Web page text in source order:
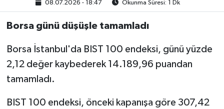
08.07.2026 - 18:47 Okunma Süresi: 1 Dk
Borsa günü düşüşle tamamladı
Borsa İstanbul'da BIST 100 endeksi, günü yüzde
2,12 değer kaybederek 14.189,96 puandan
tamamladı.
BIST 100 endeksi, önceki kapanışa göre 307,42
Gizlilik Sözleşmesi
İletişim